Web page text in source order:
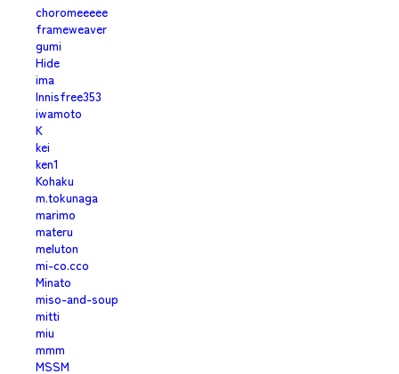
choromeeeee
frameweaver
gumi
Hide
ima
Innisfree353
iwamoto
K
kei
ken1
Kohaku
m.tokunaga
marimo
materu
meluton
mi-co.cco
Minato
miso-and-soup
mitti
miu
mmm
MSSM